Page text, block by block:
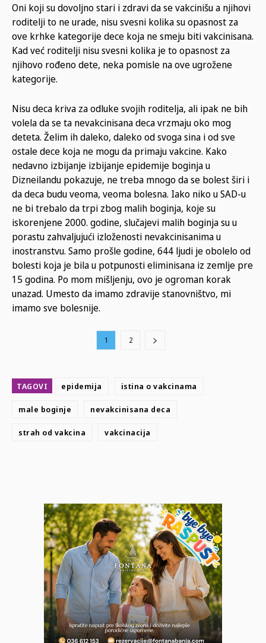
Oni koji su dovoljno stari i zdravi da se vakcinišu a njihovi
roditelji to ne urade, nisu svesni kolika su opasnost za
ove krhke kategorije dece koja ne smeju biti vakcinisana.
Kad već roditelji nisu svesni kolika je to opasnost za
njihovo rođeno dete, neka pomisle na ove ugrožene
kategorije.
Nisu deca kriva za odluke svojih roditelja, ali ipak ne bih
volela da se ta nevakcinisana deca vrzmaju oko mog
deteta. Želim ih daleko, daleko od svoga sina i od sve
ostale dece koja ne mogu da primaju vakcine. Kako
nedavno izbijanje izbijanje epidemije boginja u
Dizneilandu pokazuje, ne treba mnogo da se bolest širi i
da deca budu veoma, veoma bolesna. Iako niko u SAD-u
ne bi trebalo da trpi zbog malih boginja, koje su
iskorenjene 2000. godine, slučajevi malih boginja su u
porastu zahvaljujući izloženosti nevakcinisanima u
inostranstvu. Samo prošle godine, 644 ljudi je obolelo od
bolesti koja je bila u potpunosti eliminisana iz zemlje pre
15 godina. Po mom mišljenju, ovo je ogroman korak
unazad. Umesto da imamo zdravije stanovništvo, mi
imamo sve bolesnije.
1 2
TAGOVI epidemija istina o vakcinama
male boginje nevakcinisana deca
strah od vakcina vakcinacija